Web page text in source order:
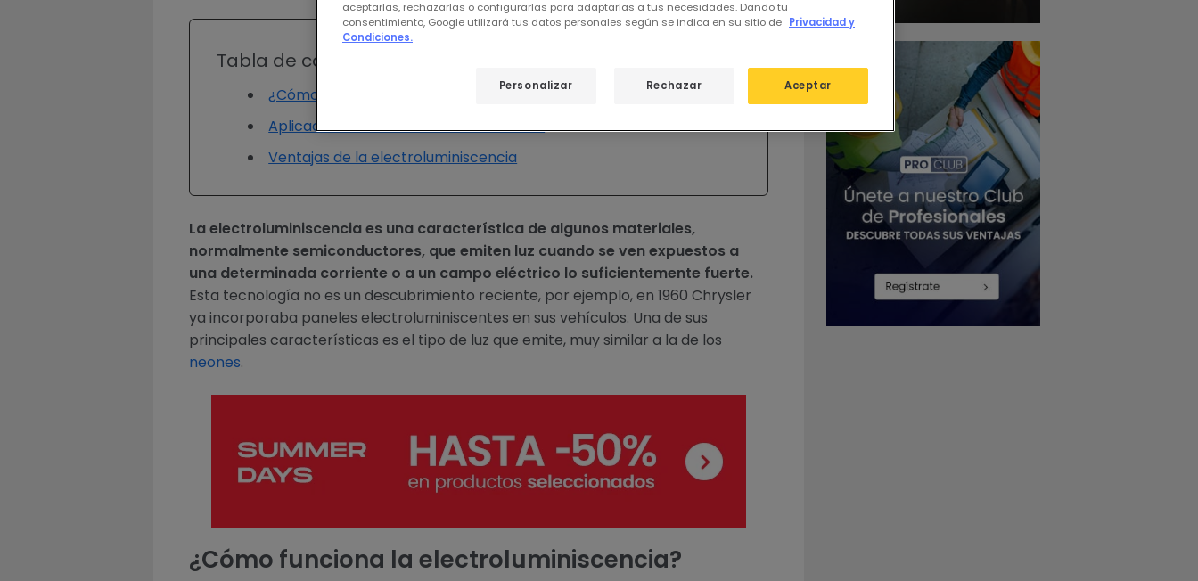
Tabla de contenidos
¿Cómo funciona la electroluminiscencia?
Aplicaciones de la electroluminiscencia
Ventajas de la electroluminiscencia
La electroluminiscencia es una característica de algunos materiales,
normalmente semiconductores, que emiten luz cuando se ven expuestos a
una determinada corriente o a un campo eléctrico lo suficientemente fuerte.
Esta tecnología no es un descubrimiento reciente, por ejemplo, en 1960 Chrysler
ya incorporaba paneles electroluminiscentes en sus vehículos. Una de sus
principales características es el tipo de luz que emite, muy similar a la de los
neones.
¿Cómo funciona la electroluminiscencia?
aceptarlas, rechazarlas o configurarlas para adaptarlas a tus necesidades. Dando tu
consentimiento, Google utilizará tus datos personales según se indica en su sitio de Privacidad y
Condiciones.
Rechazar Aceptar
Personalizar